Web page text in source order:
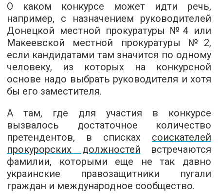
О каком конкурсе может идти речь,
например, с назначением руководителей
Донецкой местной прокуратуры №4 или
Макеевской местной прокуратуры №2,
если кандидатами там значится по одному
человеку, из которых на конкурсной
основе надо выбрать руководителя и хотя
бы его заместителя.
А там, где для участия в конкурсе
вызвалось достаточное количество
претендентов, в списках соискателей
прокурорских должностей встречаются
фамилии, которыми еще не так давно
украинские правозащитники пугали
граждан и международное сообщество.